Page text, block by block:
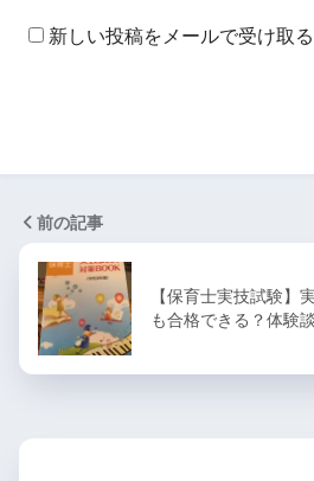
新しい投稿をメールで受け取る
前の記事
【保育士実技試験
も合格できる？体験